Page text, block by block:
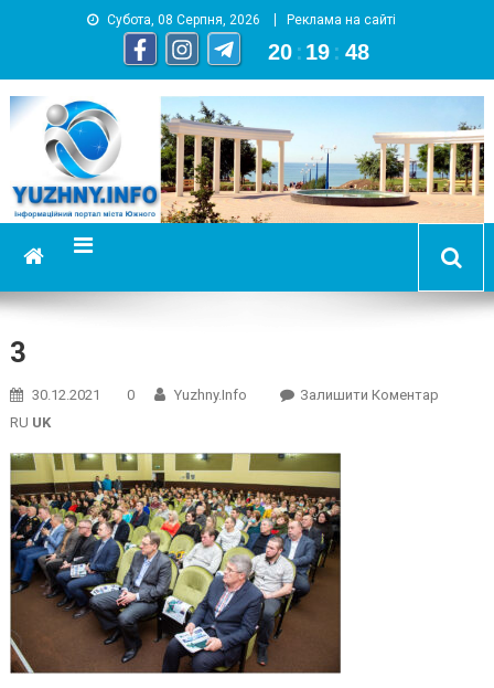
Субота, 08 Серпня, 2026 Реклама на сайті
20 : 19 : 49
YUZHNY.INFO
информационный портал города Южный
3
30.12.2021 0 Yuzhny.info Залишити КоментарOn
RU UK